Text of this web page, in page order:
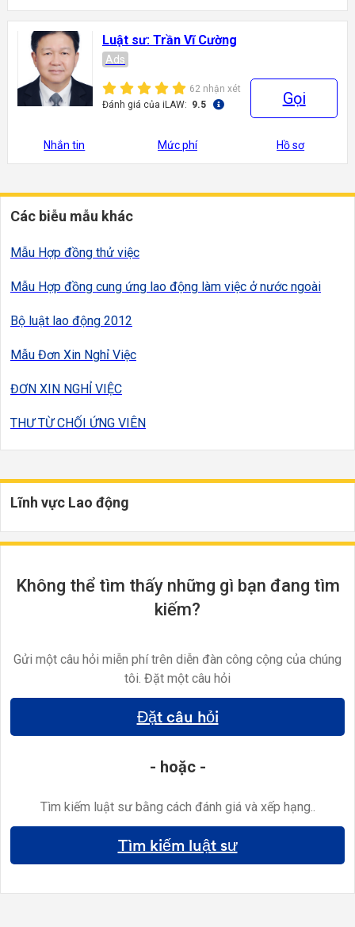
Luật sư: Trần Vĩ Cường
Ads
62 nhận xét
Đánh giá của iLAW: 9.5 Gọi
Nhắn tin Mức phí Hồ sơ
Các biễu mẫu khác
Mẫu Hợp đồng thử việc
Mẫu Hợp đồng cung ứng lao động làm việc ở nước ngoài
Bộ luật lao động 2012
Mẫu Đơn Xin Nghỉ Việc
ĐƠN XIN NGHỈ VIỆC
THƯ TỪ CHỐI ỨNG VIÊN
Lĩnh vực Lao động
Không thể tìm thấy những gì bạn đang tìm
kiếm?
Gửi một câu hỏi miễn phí trên diễn đàn công cộng của chúng
tôi. Đặt một câu hỏi
Đặt câu hỏi
- hoặc -
Tìm kiếm luật sư bằng cách đánh giá và xếp hạng..
Tìm kiếm luật sư